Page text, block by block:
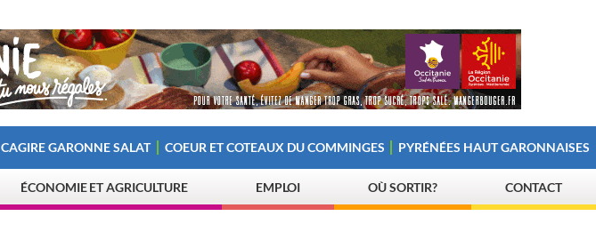
CAGIRE GARONNE SALAT COEUR ET COTEAUX DU COMMINGES PYRÉNÉES HAUT GARONNAISES
ÉCONOMIE ET AGRICULTURE EMPLOI OÙ SORTIR? CONTACT